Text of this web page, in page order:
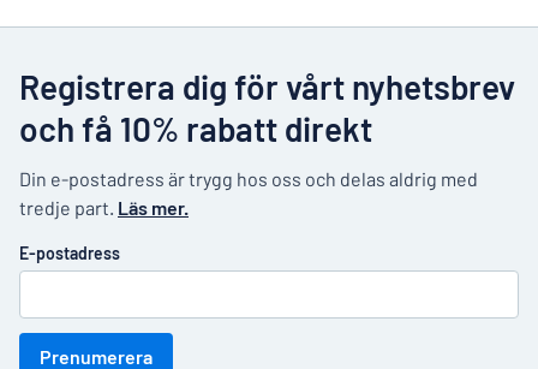
Registrera dig för vårt nyhetsbrev
och få 10% rabatt direkt
Din e-postadress är trygg hos oss och delas aldrig med
tredje part. Läs mer.
E-postadress
Prenumerera